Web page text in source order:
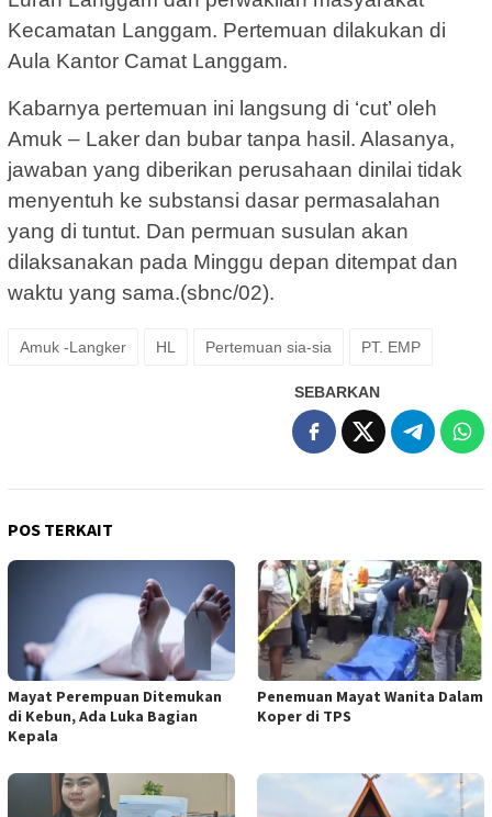
Kecamatan Langgam. Pertemuan dilakukan di
Aula Kantor Camat Langgam.
Kabarnya pertemuan ini langsung di ‘cut’ oleh
Amuk – Laker dan bubar tanpa hasil. Alasanya,
jawaban yang diberikan perusahaan dinilai tidak
menyentuh ke substansi dasar permasalahan
yang di tuntut. Dan permuan susulan akan
dilaksanakan pada Minggu depan ditempat dan
waktu yang sama.(sbnc/02).
Amuk -Langker HL Pertemuan sia-sia PT. EMP
SEBARKAN
POS TERKAIT
Mayat Perempuan Ditemukan
di Kebun, Ada Luka Bagian
Kepala
Penemuan Mayat Wanita Dalam
Koper di TPS